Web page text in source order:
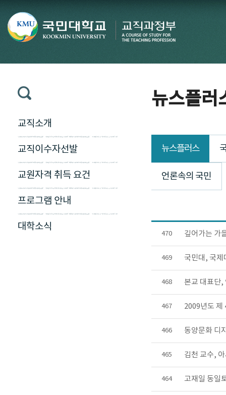
교직소개
교직이수자선발
교원자격 취득 요건
프로그램 안내
대학소식
뉴스플러
뉴스플러스
언론속의 국민
470 깊어가는 가
469 국민대, 국제
468 본교 대표단,
467 2009년도 제
466 동양문화 디
465 김천 교수,
464 고재일 동일